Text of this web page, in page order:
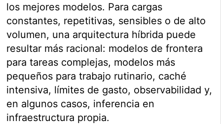
los mejores modelos. Para cargas
constantes, repetitivas, sensibles o de alto
volumen, una arquitectura híbrida puede
resultar más racional: modelos de frontera
para tareas complejas, modelos más
pequeños para trabajo rutinario, caché
intensiva, límites de gasto, observabilidad y,
en algunos casos, inferencia en
infraestructura propia.